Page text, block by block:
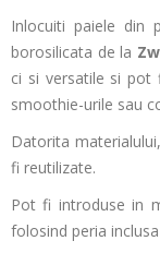
Inlocuiti paiele din
borosilicata de la
ci si versatile si pot
smoothie-urile sau
Datorita
fi reutilizate.
Pot fi introduse in
folosind peria